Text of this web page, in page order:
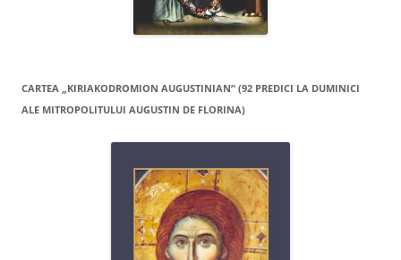
CARTEA „KIRIAKODROMION AUGUSTINIAN” (92 PREDICI LA DUMINICI
ALE MITROPOLITULUI AUGUSTIN DE FLORINA)